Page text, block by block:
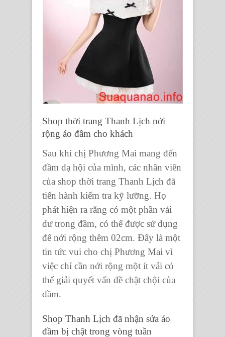
Shop thời trang Thanh Lịch nới
rộng áo đầm cho khách
Sau khi chị Phương Mai mang đến
đầm dạ hội của mình, các nhân viên
của shop thời trang Thanh Lịch đã
tiến hành kiểm tra kỹ lưỡng. Họ
phát hiện ra rằng có một phần vải
dư trong đầm, có thể được sử dụng
để nới rộng thêm 02cm. Đây là một
tin tức vui cho chị Phương Mai vì
việc chỉ cần nới rộng một ít vải có
thể giải quyết vấn đề chật chội của
đầm.
Shop Thanh Lịch đã nhận sửa áo
đầm bị chật trong vòng tuần